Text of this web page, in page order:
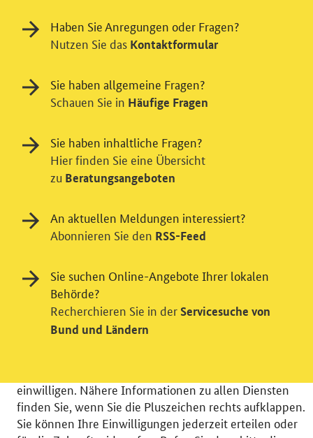
Einwilligung in Tracking und / oder
Wir bitten Sie an dieser Stelle um Ihre Einwilligung für
verschiedene Zusatzdienste unserer Webseite: Wir
möchten die Nutzeraktivität mit Hilfe
datenschutzfreundlicher Statistiken verstehen, um
einwilligen. Nähere Informationen zu allen Diensten
finden Sie, wenn Sie die Pluszeichen rechts aufklappen.
Sie können Ihre Einwilligungen jederzeit erteilen oder
Haben Sie Anregungen oder Fragen?
Nutzen Sie das Kontaktformular
Sie haben allgemeine Fragen?
Schauen Sie in Häufige Fragen
Sie haben inhaltliche Fragen?
Hier finden Sie eine Übersicht
zu Beratungsangeboten
An aktuellen Meldungen interessiert?
Abonnieren Sie den RSS-Feed
Sie suchen Online-Angebote Ihrer lokalen
Behörde?
Recherchieren Sie in der Servicesuche von
Bund und Ländern